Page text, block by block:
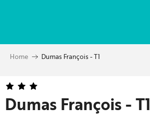
principal
Home Dumas François - T1
Dumas François - T1